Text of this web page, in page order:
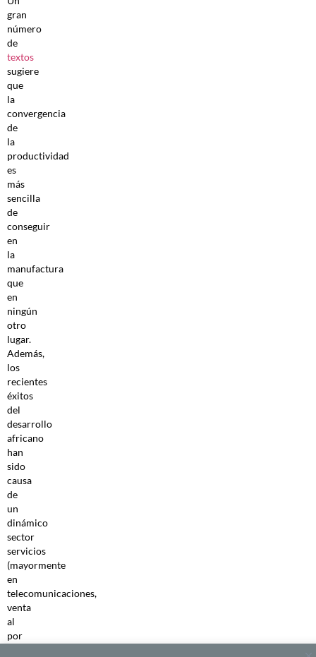
gran
número
de
textos
sugiere
que
la
convergencia
de
la
productividad
es
más
sencilla
de
conseguir
en
la
manufactura
que
en
ningún
otro
lugar.
Además,
los
recientes
éxitos
del
desarrollo
africano
han
sido
causa
de
un
dinámico
sector
servicios
(mayormente
en
telecomunicaciones,
venta
al
por